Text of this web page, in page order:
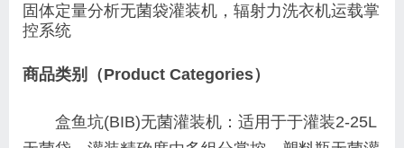
固体定量分析无菌袋灌装机，辐射力洗衣机运载掌
控系统
商品类别（Product Categories）
盒鱼坑(BIB)无菌灌装机：适用于于灌装2-25L